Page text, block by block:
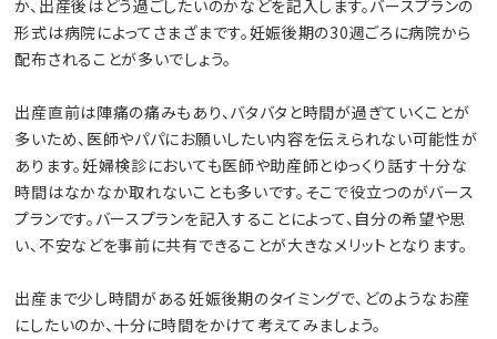
か、出産後はどう過ごしたいのかなどを記入します。バースプランの
形式は病院によってさまざまです。妊娠後期の30週ごろに病院から
配布されることが多いでしょう。
出産直前は陣痛の痛みもあり、バタバタと時間が過ぎていくことが
多いため、医師やパパにお願いしたい内容を伝えられない可能性が
あります。妊婦検診においても医師や助産師とゆっくり話す十分な
時間はなかなか取れないことも多いです。そこで役立つのがバース
プランです。バースプランを記入することによって、自分の希望や思
い、不安などを事前に共有できることが大きなメリットとなります。
出産まで少し時間がある妊娠後期のタイミングで、どのようなお産
にしたいのか、十分に時間をかけて考えてみましょう。